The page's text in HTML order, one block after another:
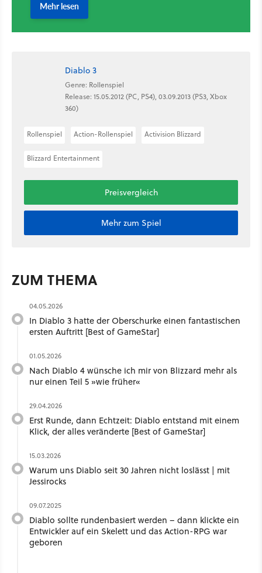
Diablo 3
Genre: Rollenspiel
Release: 15.05.2012 (PC, PS4), 03.09.2013 (PS3, Xbox
360)
Rollenspiel Action-Rollenspiel Activision Blizzard
Blizzard Entertainment
Preisvergleich
Mehr zum Spiel
ZUM THEMA
04.05.2026
In Diablo 3 hatte der Oberschurke einen fantastischen
ersten Auftritt [Best of GameStar]
01.05.2026
Nach Diablo 4 wünsche ich mir von Blizzard mehr als
nur einen Teil 5 »wie früher«
29.04.2026
Erst Runde, dann Echtzeit: Diablo entstand mit einem
Klick, der alles veränderte [Best of GameStar]
15.03.2026
Warum uns Diablo seit 30 Jahren nicht loslässt | mit
Jessirocks
09.07.2025
Diablo sollte rundenbasiert werden – dann klickte ein
Entwickler auf ein Skelett und das Action-RPG war
geboren